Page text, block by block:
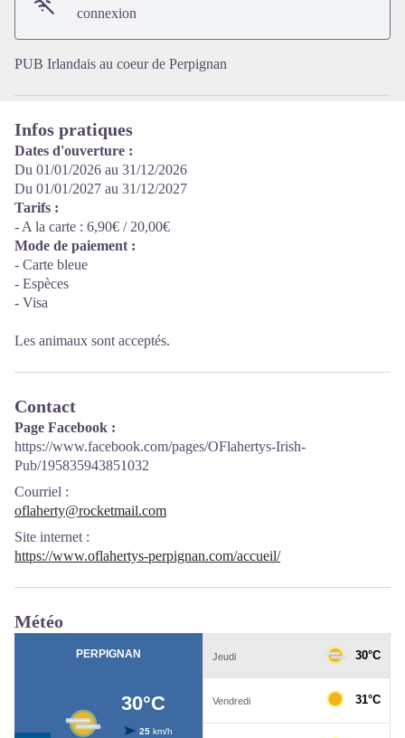
connexion
PUB Irlandais au coeur de Perpignan
Infos pratiques
Dates d'ouverture :
Du 01/01/2026 au 31/12/2026
Du 01/01/2027 au 31/12/2027
Tarifs :
- A la carte : 6,90€ / 20,00€
Mode de paiement :
- Carte bleue
- Espèces
- Visa
Les animaux sont acceptés.
Contact
Page Facebook :
https://www.facebook.com/pages/OFlahertys-Irish-
Pub/195835943851032
Courriel :
oflaherty@rocketmail.com
Site internet :
https://www.oflahertys-perpignan.com/accueil/
Météo